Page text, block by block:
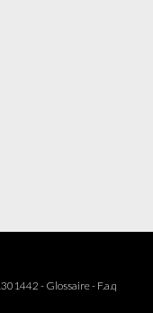
- Glossaire- F.a.q